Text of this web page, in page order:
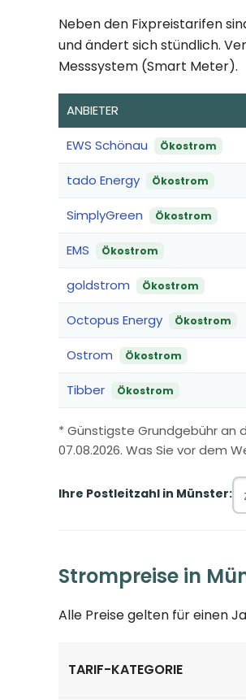
Neben den Fixpreistarifen
und ändert sich stündlich.
Messsystem (Smart Meter).
ANBIETER
EWS Schönau Ökostrom
tado Energy Ökostrom
SimplyGreen Ökostrom
EMS Ökostrom
goldstrom Ökostrom
Octopus Energy Ökostrom
Ostrom Ökostrom
Tibber Ökostrom
* Günstigste Grundgebühr an
07.08.2026. Was Sie vor dem
Ihre Postleitzahl in Münster:
Strompreise in
Alle Preise gelten für einen
TARIF-KATEGORIE